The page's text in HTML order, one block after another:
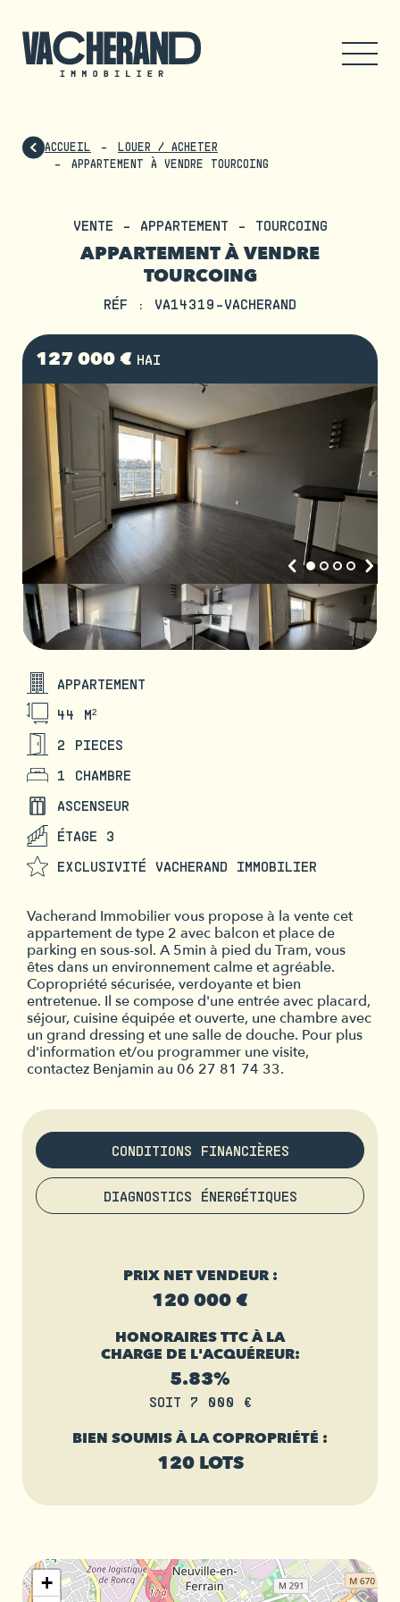
ACCUEIL
LOUER / ACHETER
APPARTEMENT À VENDRE TOURCOING
VENTE - APPARTEMENT - TOURCOING
APPARTEMENT À VENDRE
TOURCOING
RÉF : VA14319-VACHERAND
127 000 € HAI
APPARTEMENT
44 M²
2 PIECES
1 CHAMBRE
ASCENSEUR
ÉTAGE 3
EXCLUSIVITÉ VACHERAND IMMOBILIER
Vacherand Immobilier vous propose à la vente cet
appartement de type 2 avec balcon et place de
parking en sous-sol. A 5min à pied du Tram, vous
êtes dans un environnement calme et agréable.
Copropriété sécurisée, verdoyante et bien
entretenue. Il se compose d'une entrée avec placard,
séjour, cuisine équipée et ouverte, une chambre avec
un grand dressing et une salle de douche. Pour plus
d'information et/ou programmer une visite,
contactez Benjamin au 06 27 81 74 33.
CONDITIONS FINANCIÈRES
DIAGNOSTICS ÉNERGÉTIQUES
PRIX NET VENDEUR :
120 000 €
HONORAIRES TTC À LA
CHARGE DE L'ACQUÉREUR:
5.83%
SOIT 7 000 €
BIEN SOUMIS À LA COPROPRIÉTÉ :
120 LOTS
+